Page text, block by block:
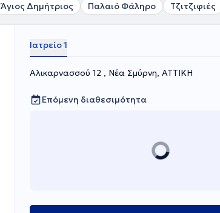
Άγιος Δημήτριος Παλαιό Φάληρο Τζιτζιφιές
Ιατρείο 1
Αλικαρνασσού 12 , Νέα Σμύρνη, ΑΤΤΙΚΗ
Επόμενη διαθεσιμότητα